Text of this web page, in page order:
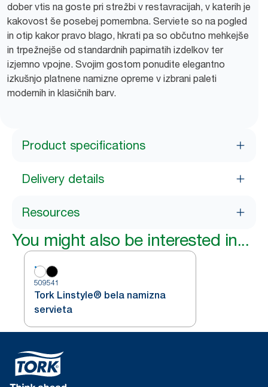
dober vtis na goste pri strežbi v restavracijah, v katerih je
kakovost še posebej pomembna. Serviete so na pogled
in otip kakor pravo blago, hkrati pa so občutno mehkejše
in trpežnejše od standardnih papirnatih izdelkov ter
izjemno vpojne. Svojim gostom ponudite elegantno
izkušnjo platnene namizne opreme v izbrani paleti
modernih in klasičnih barv.
Product specifications
Delivery details
Resources
You might also be interested in...
509541
Tork Linstyle® bela namizna
servieta